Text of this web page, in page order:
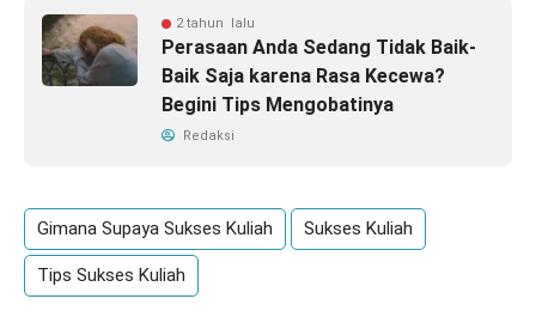
2 tahun lalu
Perasaan Anda Sedang Tidak Baik-
Baik Saja karena Rasa Kecewa?
Begini Tips Mengobatinya
Redaksi
Gimana Supaya Sukses Kuliah Sukses Kuliah
Tips Sukses Kuliah